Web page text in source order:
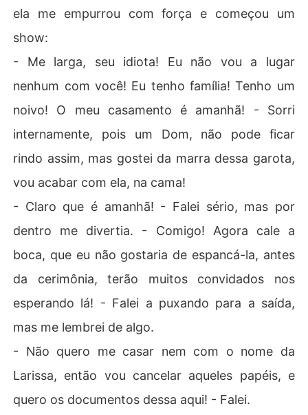
ela me empurrou com força e começou um
show:
- Me larga, seu idiota! Eu não vou a lugar
nenhum com você! Eu tenho família! Tenho um
noivo! O meu casamento é amanhã! - Sorri
internamente, pois um Dom, não pode ficar
rindo assim, mas gostei da marra dessa garota,
vou acabar com ela, na cama!
- Claro que é amanhã! - Falei sério, mas por
dentro me divertia. - Comigo! Agora cale a
boca, que eu não gostaria de espancá-la, antes
da cerimônia, terão muitos convidados nos
esperando lá! - Falei a puxando para a saída,
mas me lembrei de algo.
- Não quero me casar nem com o nome da
Larissa, então vou cancelar aqueles papéis, e
quero os documentos dessa aqui! - Falei.